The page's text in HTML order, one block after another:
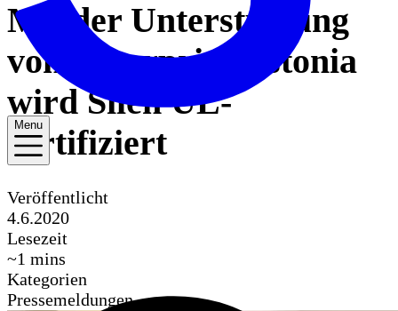
Menu
Mit der Unterstützung
von Enterprise Estonia
wird Silen UL-
zertifiziert
Veröffentlicht
4.6.2020
Lesezeit
~1 mins
Kategorien
Pressemeldungen